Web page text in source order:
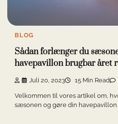
BLOG
Sådan forlænger du
havepavillon brugbar året
Juli 20, 2023 15 Min Read
Velkommen til vores artikel om,
sæsonen og gøre din havepavillon